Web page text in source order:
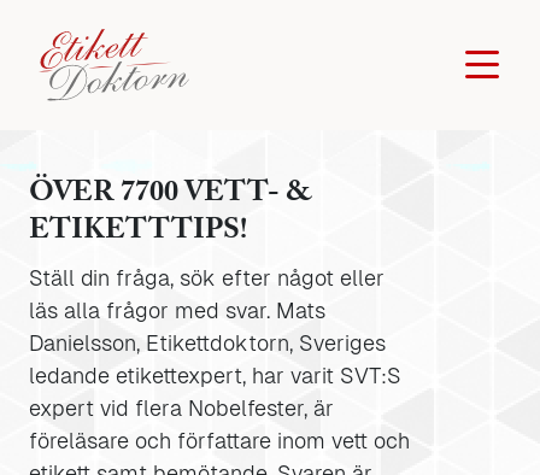
ÖVER 7700 VETT- &
ETIKETTTIPS!
Ställ din fråga, sök efter något eller
läs alla frågor med svar. Mats
Danielsson, Etikettdoktorn, Sveriges
ledande etikettexpert, har varit SVT:S
expert vid flera Nobelfester, är
föreläsare och författare inom vett och